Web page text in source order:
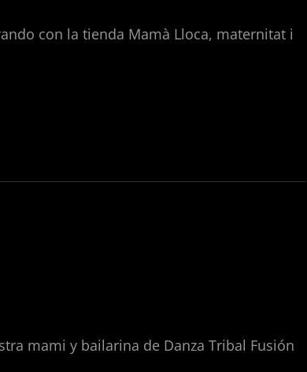
con la tienda Mamà Lloca, maternitat i
mami y bailarina de Danza Tribal Fusión